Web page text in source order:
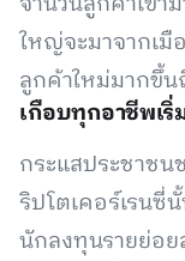
ใหญ่จะมาจากเมื
ลูกค้าใหม่มากขึ้
เกือบทุกอาชีพเริ่
กระแสประชาชน
ริปโตเคอร์เรนซี่
นักลงทุนรายย่อ